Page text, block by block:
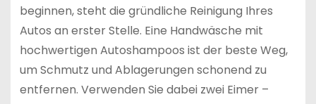
beginnen, steht die gründliche Reinigung Ihres
Autos an erster Stelle. Eine Handwäsche mit
hochwertigen Autoshampoos ist der beste Weg,
um Schmutz und Ablagerungen schonend zu
entfernen. Verwenden Sie dabei zwei Eimer –